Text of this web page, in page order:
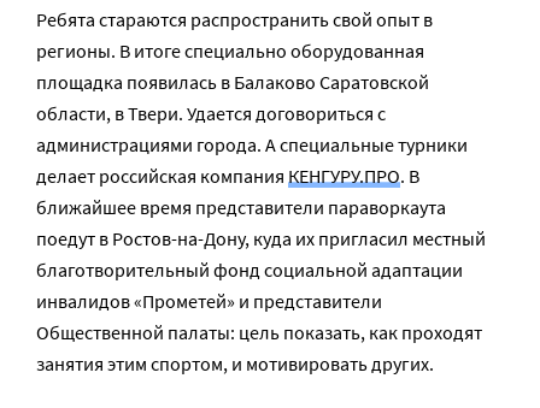
Ребята стараются распространить свой опыт в
регионы. В итоге специально оборудованная
площадка появилась в Балаково Саратовской
области, в Твери. Удается договориться с
администрациями города. А специальные турники
делает российская компания КЕНГУРУ.ПРО. В
ближайшее время представители параворкаута
поедут в Ростов-на-Дону, куда их пригласил местный
благотворительный фонд социальной адаптации
инвалидов «Прометей» и представители
Общественной палаты: цель показать, как проходят
занятия этим спортом, и мотивировать других.